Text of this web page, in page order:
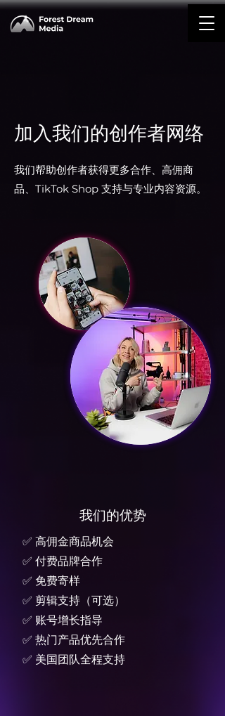
加入我们的创作者网络
我们帮助创作者获得更多合作、高佣商
品、TikTok Shop 支持与专业内容资源。
​我们的优势
✅ 高佣金商品机会
✅ 付费品牌合作
✅ 免费寄样
✅ 剪辑支持（可选）
✅ 账号增长指导
✅ 热门产品优先合作
✅ 美国团队全程支持